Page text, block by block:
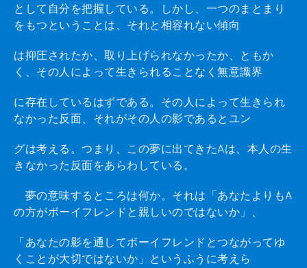
として自分を把握している。しかし、一つのまとまり
をもつということは、それと相容れない傾向
は抑圧されたか、取り上げられなかったか、ともか
く、その人によって生きられることなく無意識界
に存在しているはずである。その人によって生きられ
なかった反面、それがその人の影であるとユン
グは考える。つまり、この夢に出てきたAは、本人の生
きなかった反面をあらわしている。
夢の意味するところは何か。それは「あなたよりもA
の方がボーイフレンドと親しいのではないか」、
「あなたの影を通してボーイフレンドとつながってゆ
くことが大切ではないか」というふうに考えら